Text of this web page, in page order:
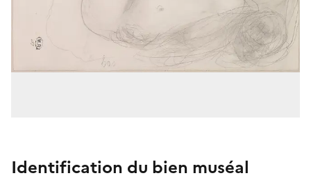
Identification du bien muséal